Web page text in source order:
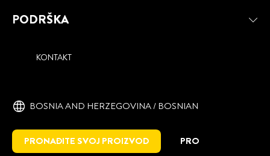
PODRŠKA
KONTAKT
BOSNIA AND HERZEGOVINA / BOSNIAN
PRONAĐITE SVOJ PROIZVOD PRO